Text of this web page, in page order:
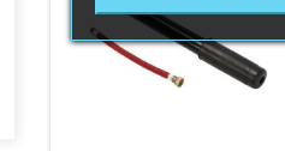
(36 avis)